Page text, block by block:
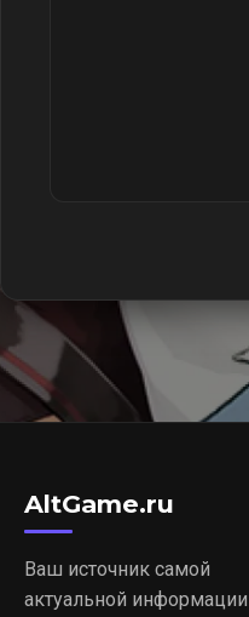
AltGame.ru
Ваш источник самой
актуальной информации